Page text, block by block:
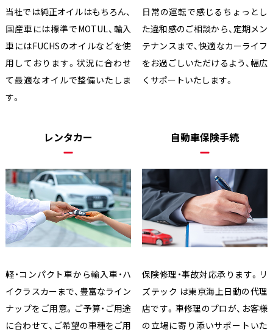
当社では純正オイルはもちろん、
国産車には標準でMOTUL、輸入
車にはFUCHSのオイルなどを使
用しております。状況に合わせ
て最適なオイルで整備いたしま
す。
日常の運転で感じるちょっとし
た違和感のご相談から、定期メン
テナンスまで、快適なカーライフ
をお過ごしいただけるよう、幅広
くサポートいたします。
レンタカー
軽・コンパクト車から輸入車・ハ
イクラスカーまで、豊富なライン
ナップをご用意。ご予算・ご用途
に合わせて、ご希望の車種をご用
自動車保険手続
保険修理・事故対応承ります。リ
ズテック は東京海上日動の代理
店です。車修理のプロが、お客様
の立場に寄り添いサポートいた